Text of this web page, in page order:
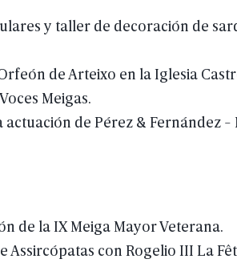
y taller de decoración de
de Arteixo en laIglesia
Voces Meigas.
actuación de Pérez & Fernández -
de laIX Meiga MayorVeterana.
Assircópatas con Rogelio III La